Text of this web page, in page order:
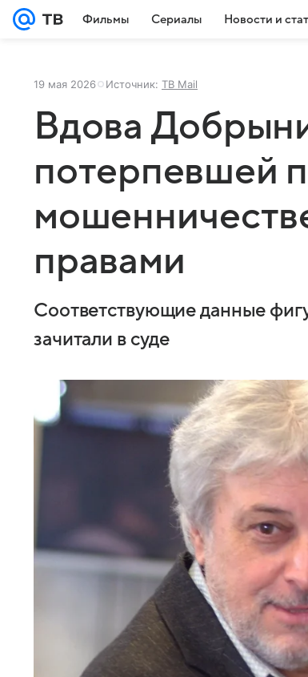
Фильмы Сериалы Новости и
19 мая 2026 Источник: ТВ Mail
Вдова
потерпевшей
правами
Соответствующие данные
зачитали в суде